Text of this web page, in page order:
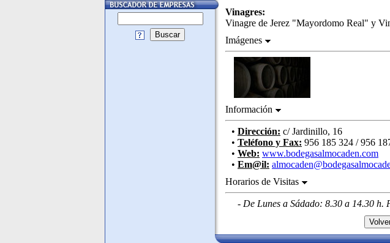
Buscar
Vinagres:
Vinagre de Jerez "Mayordomo Real" y
Imágenes
Información
• Dirección: c/ Jardinillo, 16
• Teléfono y Fax: 956 185 324 / 956
• Web: www.bodegasalmocaden.com
• Em@il:
Horarios de Visitas
- De Lunes a Sádado: 8.30 a 14.30 h.